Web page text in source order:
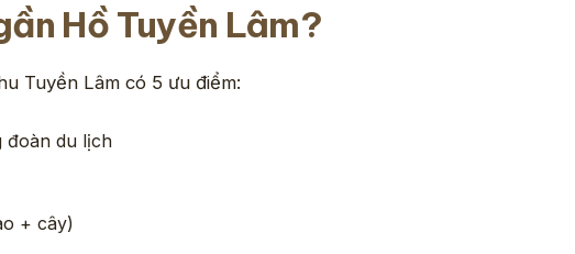
Hồ Tuyền Lâm?
Tuyền Lâm có 5 ưu điểm:
đoàn du lịch
+ cây)